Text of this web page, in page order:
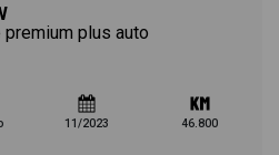
plus auto
11/2023 46.800